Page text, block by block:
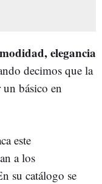
, elegancia
decimos que la
básico en
este
a los
su catálogo se